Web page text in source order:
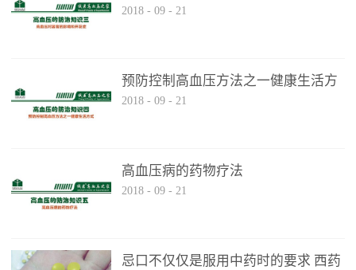
2018 - 09 - 21
预防控制高血压方法之一健康生活方
式
2018 - 09 - 21
高血压病的药物疗法
2018 - 09 - 21
忌口不仅仅是服用中药时的要求 西药